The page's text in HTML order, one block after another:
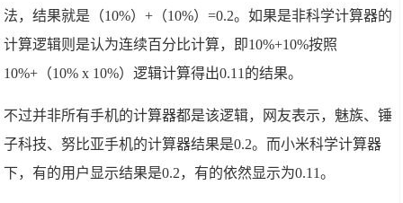
法，结果就是（10%）+（10%）=0.2。如果是非科学计算器的
计算逻辑则是认为连续百分比计算，即10%+10%按照
10%+（10% x 10%）逻辑计算得出0.11的结果。
不过并非所有手机的计算器都是该逻辑，网友表示，魅族、锤
子科技、努比亚手机的计算器结果是0.2。而小米科学计算器
下，有的用户显示结果是0.2，有的依然显示为0.11。